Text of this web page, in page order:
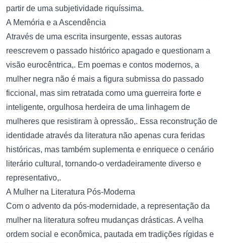
partir de uma subjetividade riquíssima.
A Memória e a Ascendência
Através de uma escrita insurgente, essas autoras
reescrevem o passado histórico apagado e questionam a
visão eurocêntrica,. Em poemas e contos modernos, a
mulher negra não é mais a figura submissa do passado
ficcional, mas sim retratada como uma guerreira forte e
inteligente, orgulhosa herdeira de uma linhagem de
mulheres que resistiram à opressão,. Essa reconstrução de
identidade através da literatura não apenas cura feridas
históricas, mas também suplementa e enriquece o cenário
literário cultural, tornando-o verdadeiramente diverso e
representativo,.
A Mulher na Literatura Pós-Moderna
Com o advento da pós-modernidade, a representação da
mulher na literatura sofreu mudanças drásticas. A velha
ordem social e econômica, pautada em tradições rígidas e